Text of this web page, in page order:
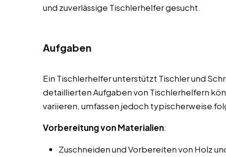
und zuverlässige Tischlerhelfer gesucht.
Aufgaben
Ein Tischlerhelfer unterstützt Tischler und
detaillierten Aufgaben von Tischlerhelfern
variieren, umfassen jedoch typischerweise
Vorbereitung von Materialien:
Zuschneiden und Vorbereiten von Holz